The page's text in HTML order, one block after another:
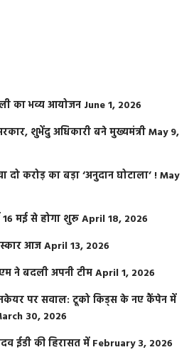
का भव्य आयोजन June 1, 2026
शुभेंदु अधिकारी बने मुख्यमंत्रीMay 9,
दो करोड़ का बड़ा ‘अनुदान घोटाला’ !May
मई से होगा शुरूApril 18, 2026
आजApril 13, 2026
ने बदली अपनी टीमApril 1, 2026
पर सवाल: टूको किड्स के नए कैंपेन में
30, 2026
ईडी की हिरासत में February 3, 2026